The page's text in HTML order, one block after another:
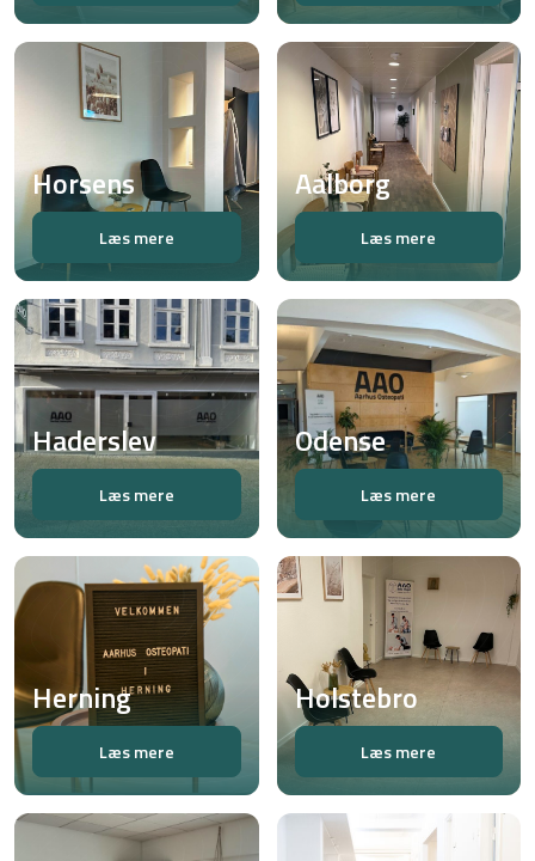
Horsens
Læs mere
Aalborg
Læs mere
Haderslev
Læs mere
Odense
Læs mere
Herning
Læs mere
Holstebro
Læs mere